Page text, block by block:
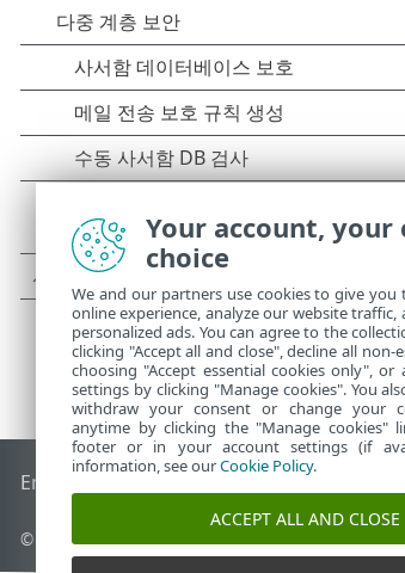
End of Life ESET 지식 베이스 ESET 포럼
© 1992-2026ESET, spol. s r.o. - All rights
Your account, your
choice
We and our partners use cookies to give you
online experience, analyze our website traffic,
personalized ads. You can agree to the
clicking "Accept all and close", decline all non-
choosing "Accept essential cookies only", or
settings by clicking "Manage cookies". You
withdraw your consent or change your
anytime by clicking the "Manage cookies"
footer or in your account settings (if
information, see ourCookie Policy.
ACCEPT ALL AND CLOSE